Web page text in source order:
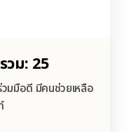
วม: 25
มมือดี มีคนช่วยเหลือ